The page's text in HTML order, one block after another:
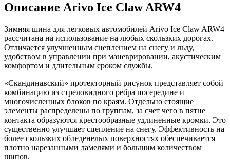
Описание Arivo Ice Claw ARW4
Зимняя шина для легковых автомобилей Arivo Ice Claw ARW4
рассчитана на использование на любых скользких дорогах.
Отличается улучшенным сцеплением на снегу и льду,
удобством в управлении при маневрировании, акустическим
комфортом и длительным сроком службы.
«Скандинавский» протекторный рисунок представляет собой
комбинацию из стреловидного ребра посередине и
многочисленных блоков по краям. Отдельно стоящие
элементы распределены по группам, за счет чего в пятне
контакта образуются крестообразные удлиненные кромки. Это
существенно улучшает сцепление на снегу. Эффективность на
более скользких обледенелых поверхностях обеспечивается
плотно нарезанными ламелями и большим количеством
шипов.